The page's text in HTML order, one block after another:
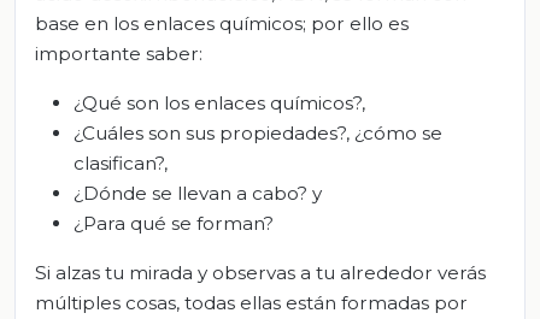
base en los enlaces químicos; por ello es
importante saber:
¿Qué son los enlaces químicos?,
¿Cuáles son sus propiedades?, ¿cómo se
clasifican?,
¿Dónde se llevan a cabo? y
¿Para qué se forman?
Si alzas tu mirada y observas a tu alrededor verás
múltiples cosas, todas ellas están formadas por